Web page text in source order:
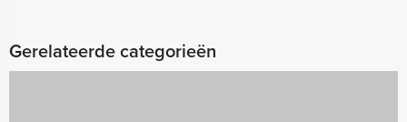
Gerelateerde categorieën